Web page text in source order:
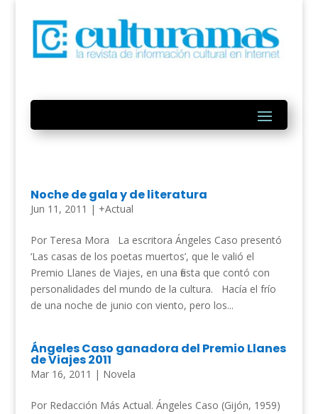
Noche de gala y de literatura
Jun 11, 2011 | +Actual
Por Teresa Mora La escritora Ángeles Caso presentó
‘Las casas de los poetas muertos’, que le valió el
Premio Llanes de Viajes, en una fiesta que contó con
personalidades del mundo de la cultura. Hacía el frío
de una noche de junio con viento, pero los...
Ángeles Caso ganadora del Premio Llanes
de Viajes 2011
Mar 16, 2011 | Novela
Por Redacción Más Actual. Ángeles Caso (Gijón, 1959)